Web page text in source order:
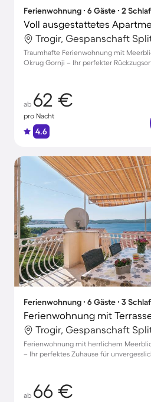
Ferienwohnung ∙ 6 Gäste ∙ 2
Traumhafte Ferienwohnung mit
Okrug Gornji – Ihr perfekter
ab 62 €
pro Nacht
4.6
Ferienwohnung ∙ 6 Gäste ∙ 3
Ferienwohnung mit herrlichem
– Ihr perfektes Zuhause für
ab 66 €